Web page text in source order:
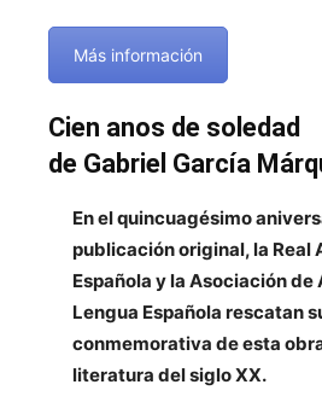
Más información
Cien anos de soledad
de Gabriel García
En el quincuagésimo
publicación original, la Real
Española y la Asociación de
Lengua Española rescatan
conmemorativa de esta
literatura del siglo XX.